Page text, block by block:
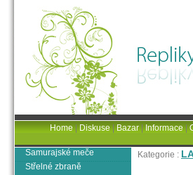
Kategorie :
Samurajské meče
Střelné zbraně
Home|Diskuse|Bazar|Informace|